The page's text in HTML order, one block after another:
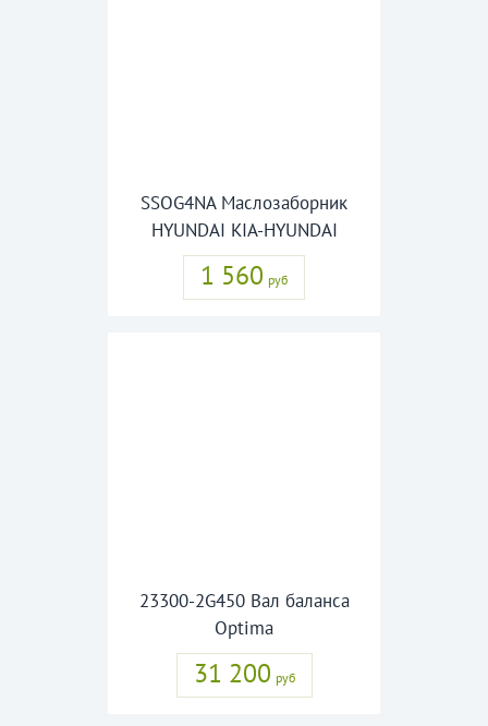
SSOG4NA Маслозаборник
HYUNDAI KIA-HYUNDAI
1 560 руб
23300-2G450 Вал баланса
Optima
31 200 руб